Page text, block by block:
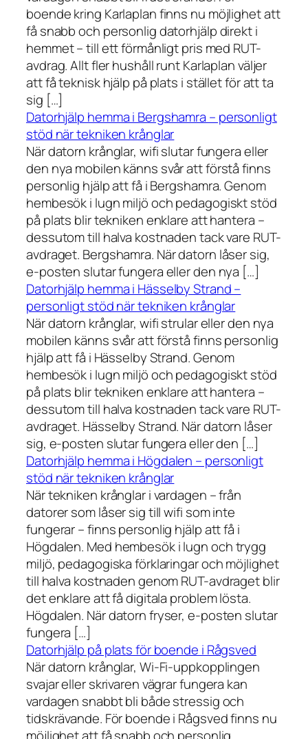
boende kring Karlaplan finns nu möjlighet att
få snabb och personlig datorhjälp direkt i
hemmet – till ett förmånligt pris med RUT-
avdrag. Allt fler hushåll runt Karlaplan väljer
att få teknisk hjälp på plats i stället för att ta
sig […]
Datorhjälp hemma i Bergshamra – personligt
stöd när tekniken krånglar
När datorn krånglar, wifi slutar fungera eller
den nya mobilen känns svår att förstå finns
personlig hjälp att få i Bergshamra. Genom
hembesök i lugn miljö och pedagogiskt stöd
på plats blir tekniken enklare att hantera –
dessutom till halva kostnaden tack vare RUT-
avdraget. Bergshamra. När datorn låser sig,
e-posten slutar fungera eller den nya […]
Datorhjälp hemma i Hässelby Strand –
personligt stöd när tekniken krånglar
När datorn krånglar, wifi strular eller den nya
mobilen känns svår att förstå finns personlig
hjälp att få i Hässelby Strand. Genom
hembesök i lugn miljö och pedagogiskt stöd
på plats blir tekniken enklare att hantera –
dessutom till halva kostnaden tack vare RUT-
avdraget. Hässelby Strand. När datorn låser
sig, e-posten slutar fungera eller den […]
Datorhjälp hemma i Högdalen – personligt
stöd när tekniken krånglar
När tekniken krånglar i vardagen – från
datorer som låser sig till wifi som inte
fungerar – finns personlig hjälp att få i
Högdalen. Med hembesök i lugn och trygg
miljö, pedagogiska förklaringar och möjlighet
till halva kostnaden genom RUT-avdraget blir
det enklare att få digitala problem lösta.
Högdalen. När datorn fryser, e-posten slutar
fungera […]
Datorhjälp på plats för boende i Rågsved
När datorn krånglar, Wi-Fi-uppkopplingen
svajar eller skrivaren vägrar fungera kan
vardagen snabbt bli både stressig och
tidskrävande. För boende i Rågsved finns nu